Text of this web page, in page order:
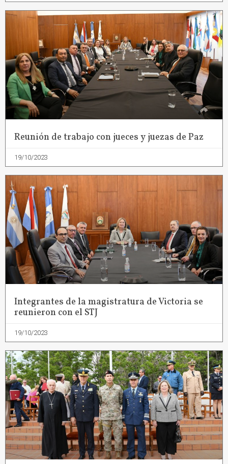
Reunión de trabajo con jueces y juezas de Paz
19/10/2023
Integrantes de la magistratura de Victoria se
reunieron con el STJ
19/10/2023